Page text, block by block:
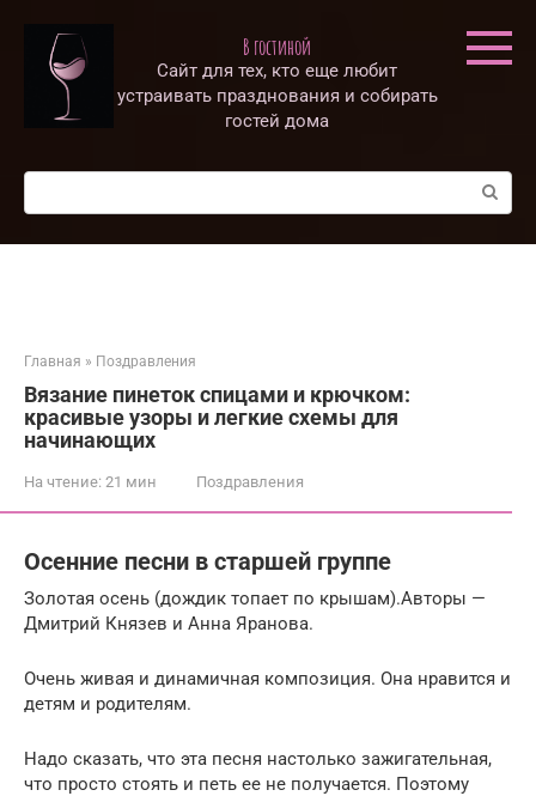
контенту
В гостиной
Сайт для тех, кто еще любит
устраивать празднования и собирать
гостей дома
Поиск:
Главная » Поздравления
Вязание пинеток спицами и крючком:
красивые узоры и легкие схемы для
начинающих
На чтение: 21 мин Поздравления
Осенние песни в старшей группе
Золотая осень (дождик топает по крышам).Авторы —
Дмитрий Князев и Анна Яранова.
Очень живая и динамичная композиция. Она нравится и
детям и родителям.
Надо сказать, что эта песня настолько зажигательная,
что просто стоять и петь ее не получается. Поэтому